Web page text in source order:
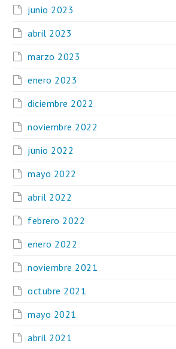
junio 2023
abril 2023
marzo 2023
enero 2023
diciembre 2022
noviembre 2022
junio 2022
mayo 2022
abril 2022
febrero 2022
enero 2022
noviembre 2021
octubre 2021
mayo 2021
abril 2021